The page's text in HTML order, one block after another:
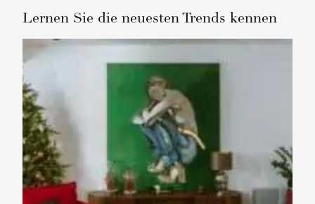
Lernen Sie die neuesten Trends kennen